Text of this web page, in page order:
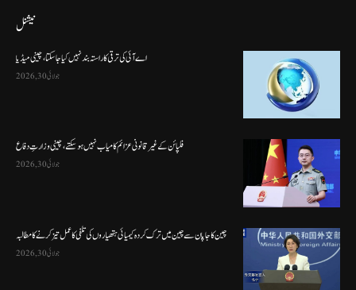
نیشنل
اے آئی کی ترقی کا راستہ بند نہیں کیا جا سکتا، چینی میڈیا
جولائی 30, 2026
فلپائن کے غیر قانونی عزائم کامیاب نہیں ہو سکتے ، چینی وزارتِ دفاع
جولائی 30, 2026
چین کا جاپان سے چین میں ترک کردہ کیمیائی ہتھیاروں کی تلفی کا عمل تیز کرنے کا مطالبہ
جولائی 30, 2026